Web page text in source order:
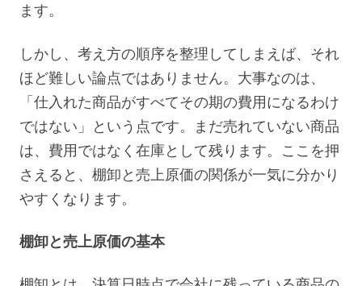
ます。
しかし、考え方の順序を整理してしまえば、それ
ほど難しい論点ではありません。大事なのは、
「仕入れた商品がすべてその期の費用になるわけ
ではない」という点です。まだ売れていない商品
は、費用ではなく在庫として残ります。ここを押
さえると、棚卸と売上原価の関係が一気に分かり
やすくなります。
棚卸と売上原価の基本